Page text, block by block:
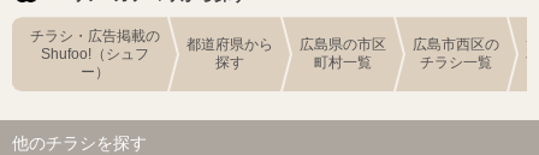
チラシ・広告掲載の
Shufoo!（シュフ
ー）
都道府県から
探す
広島県の市区
町村一覧
広島市西区の
チラシ一覧
他のチラシを探す